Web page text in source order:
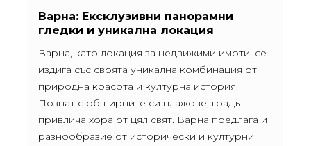
Варна: Ексклузивни панорамни
гледки и уникална локация
Варна, като локация за недвижими имоти, се
издига със своята уникална комбинация от
природна красота и културна история.
Познат с обширните си плажове, градът
привлича хора от цял свят. Варна предлага и
разнообразие от исторически и културни